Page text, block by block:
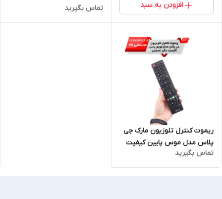
افزودن به سبد تماس بگیرید
ریموت کنترل تلوزیون مارک جی
پلاس مدل موس پایین کیفیت
عالی شرکتی
تماس بگیرید